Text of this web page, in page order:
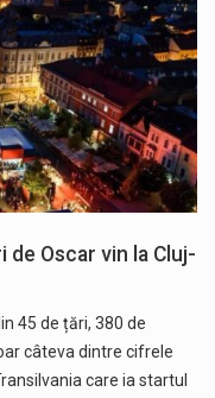
de Oscar vin la Cluj-
45 de țări, 380 de
câteva dintre cifrele
care ia startul